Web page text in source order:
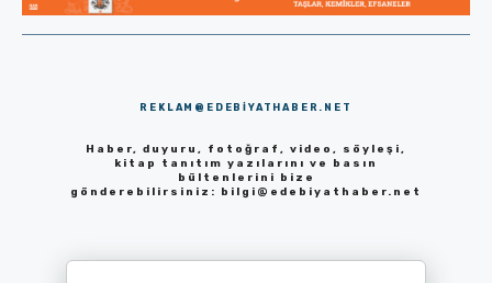
REKLAM@EDEBIYATHABER.NET
Haber, duyuru, fotoğraf, video, söyleşi,
kitap tanıtım yazılarını ve basın
bültenlerini bize
gönderebilirsiniz: bilgi@edebiyathaber.net